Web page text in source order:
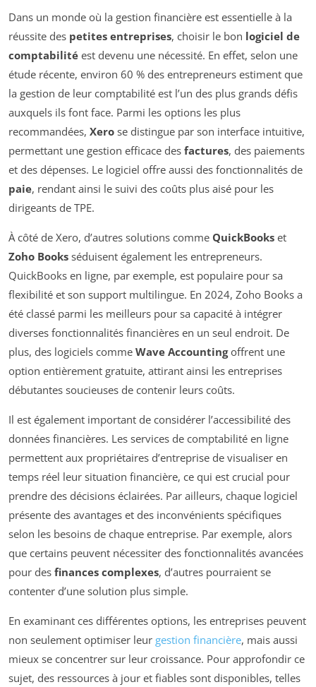
Dans un monde où la gestion financière est essentielle à la
réussite des petites entreprises, choisir le bon logiciel de
comptabilité est devenu une nécessité. En effet, selon une
étude récente, environ 60 % des entrepreneurs estiment que
la gestion de leur comptabilité est l’un des plus grands défis
auxquels ils font face. Parmi les options les plus
recommandées, Xero se distingue par son interface intuitive,
permettant une gestion efficace des factures, des paiements
et des dépenses. Le logiciel offre aussi des fonctionnalités de
paie, rendant ainsi le suivi des coûts plus aisé pour les
dirigeants de TPE.
À côté de Xero, d’autres solutions comme QuickBooks et
Zoho Books séduisent également les entrepreneurs.
QuickBooks en ligne, par exemple, est populaire pour sa
flexibilité et son support multilingue. En 2024, Zoho Books a
été classé parmi les meilleurs pour sa capacité à intégrer
diverses fonctionnalités financières en un seul endroit. De
plus, des logiciels comme Wave Accountingoffrent une
option entièrement gratuite, attirant ainsi les entreprises
débutantes soucieuses de contenir leurs coûts.
Il est également important de considérer l’accessibilité des
données financières. Les services de comptabilité en ligne
permettent aux propriétaires d’entreprise de visualiser en
temps réel leur situation financière, ce qui est crucial pour
prendre des décisions éclairées. Par ailleurs, chaque logiciel
présente des avantages et des inconvénients spécifiques
selon les besoins de chaque entreprise. Par exemple, alors
que certains peuvent nécessiter des fonctionnalités avancées
pour des finances complexes, d’autres pourraient se
contenter d’une solution plus simple.
En examinant ces différentes options, les entreprises peuvent
non seulement optimiser leur gestion financière, mais aussi
mieux se concentrer sur leur croissance. Pour approfondir ce
sujet, des ressources à jour et fiables sont disponibles, telles